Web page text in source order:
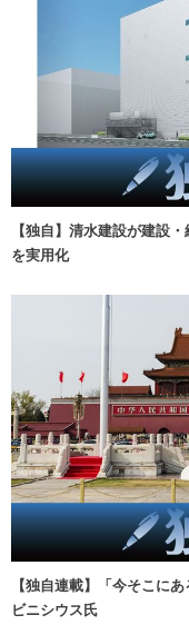
【独自】清水建設が建設
を実用化
【独自連載】「今そこに
ビニシウス氏